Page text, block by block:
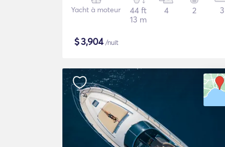
Yacht à moteur
44 ft
13 m
4 2 3
$3,904/nuit